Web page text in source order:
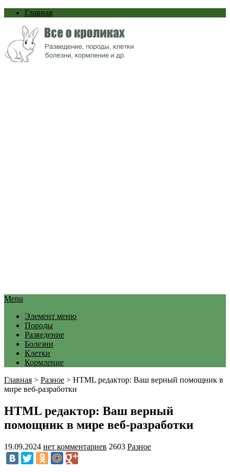
Главная
Menu
Элемент меню
Породы
Разведение
Болезни
Клетки
Кормление
Главная > Разное > HTML редактор: Ваш верный помощник в
мире веб-разработки
HTML редактор: Ваш верный
помощник в мире веб-разработки
19.09.2024 нет комментариев 2603 Разное